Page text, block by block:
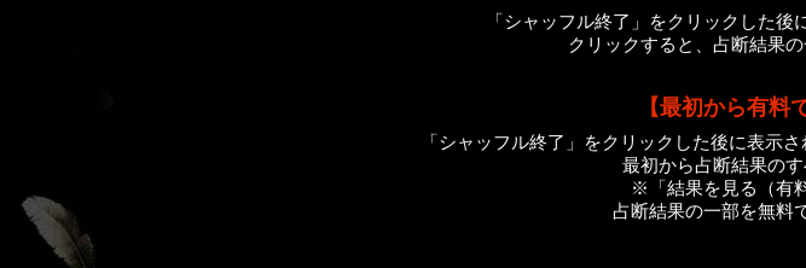
「シャッフル終了」をクリックした
クリックすると、占断結果
【最初から有料
「シャッフル終了」をクリックした後に表示
最初から占断結果のす
※「結果を見る（有
占断結果の一部を無料